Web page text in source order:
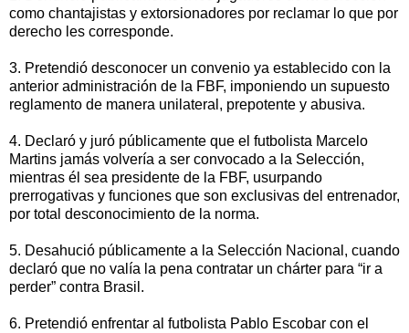
como chantajistas y extorsionadores por reclamar lo que por
derecho les corresponde.
3. Pretendió desconocer un convenio ya establecido con la
anterior administración de la FBF, imponiendo un supuesto
reglamento de manera unilateral, prepotente y abusiva.
4. Declaró y juró públicamente que el futbolista Marcelo
Martins jamás volvería a ser convocado a la Selección,
mientras él sea presidente de la FBF, usurpando
prerrogativas y funciones que son exclusivas del entrenador,
por total desconocimiento de la norma.
5. Desahució públicamente a la Selección Nacional, cuando
declaró que no valía la pena contratar un chárter para “ir a
perder” contra Brasil.
6. Pretendió enfrentar al futbolista Pablo Escobar con el